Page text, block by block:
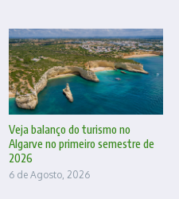
Veja balanço do turismo no
Algarve no primeiro semestre de
2026
6 de Agosto, 2026